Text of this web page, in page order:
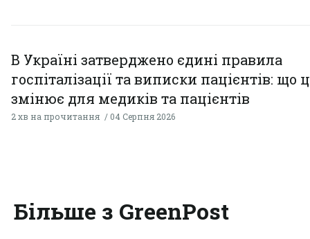
В Україні затверджено єдині правила
госпіталізації та виписки пацієнтів: що
змінює для медиків та пацієнтів
2 хв на прочитання 04 Серпня 2026
Більше з GreenPost